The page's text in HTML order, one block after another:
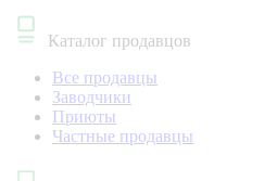
Каталог продавцов
Все продавцы
Заводчики
Приюты
Частные продавцы